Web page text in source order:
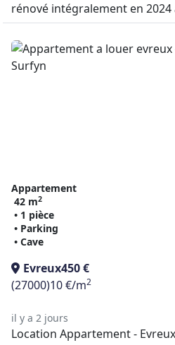
rénové intégralement en 2024
Appartement
42 m2
• 1 pièce
• Parking
• Cave
Evreux450 €
(27000)10 €/m2
il y a 2 jours
Location Appartement -